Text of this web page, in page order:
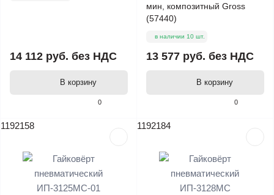
0
14 112 руб. без НДС
В корзину
0
мин, композитный Gross
(57440)
в наличии 10 шт.
13 577 руб. без НДС
В корзину
1192158 1192184